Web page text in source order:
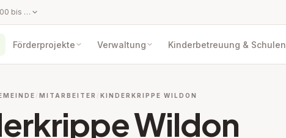
Montag: 08:00 bis 12:00 Uhr und 13:00 bis 18:00 Uhr Dienstag: 08:00 bis 12:00 Uhr Mittwoch: geschlossen Donnerstag: 08:00 bis 14:00 Uhr Freitag: 08:00 bis 14:00 Uhr Marktgemeinde Wildon Notruf +43 (0) 664 8410454 (Servicenummer für dringende Anliegen im Bereich Wasser und Straßen)
Förderprojekte Verwaltung Kinderbetreuung & Schulen
MITARBEITER KINDERKRIPPE WILDON
Wildon